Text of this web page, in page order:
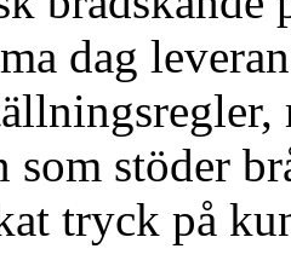
dag
som stöder
tryck på